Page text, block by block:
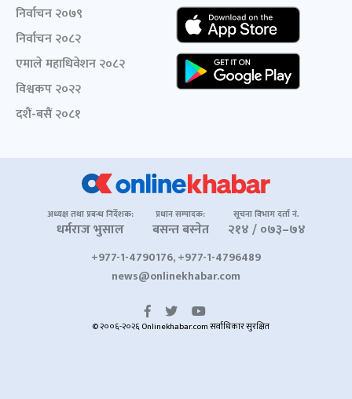
निर्वाचन २०७९
निर्वाचन २०८२
एमाले महाधिवेशन २०८२
विश्वकप २०२२
दशैं-बसैं २०८१
अध्यक्ष तथा प्रबन्ध निर्देशक:
धर्मराज भुसाल
प्रधान सम्पादक:
बसन्त बस्नेत
सूचना विभाग दर्ता नं.
२१४ / ०७३–७४
+977-1-4790176, +977-1-4796489
news@onlinekhabar.com
© २००६-२०२६ Onlinekhabar.com सर्वाधिकार सुरक्षित